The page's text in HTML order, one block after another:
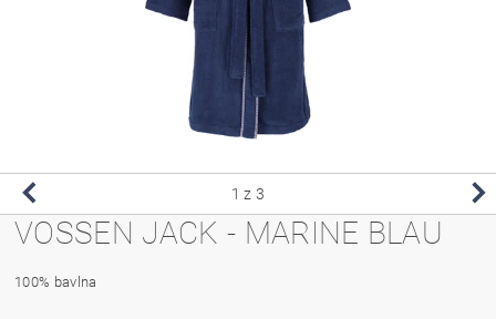
1 z 3
VOSSEN JACK - MARINE BLAU
100% bavlna